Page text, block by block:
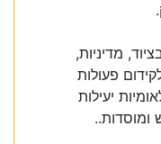
מדיניות,
פעולות
יעילות
ומוסדות..